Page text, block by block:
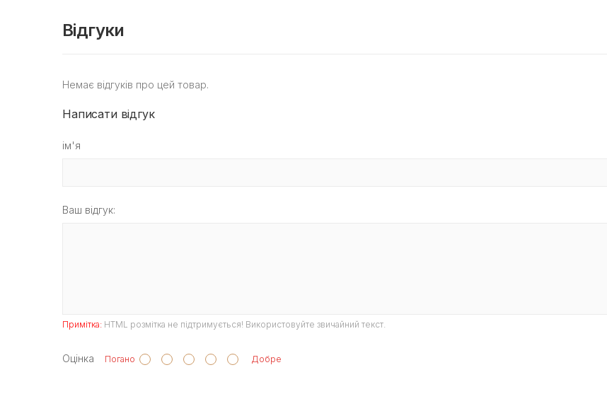
Відгуки
Немає відгуків про цей товар.
Написати відгук
ім'я
Ваш відгук:
Примітка: HTML розмітка не підтримується! Використовуйте звичайний текст.
Оцінка Погано Добре